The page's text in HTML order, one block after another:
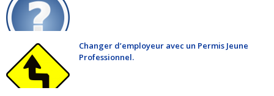
Changer d’employeur avec un Permis Jeune
Professionnel.